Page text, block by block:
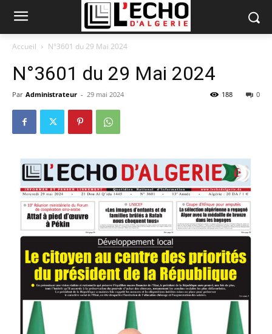
Accueil N°3601 du 29 Mai 2024
N°3601 du 29 Mai 2024
Par Administrateur - 29 mai 2024 0
188